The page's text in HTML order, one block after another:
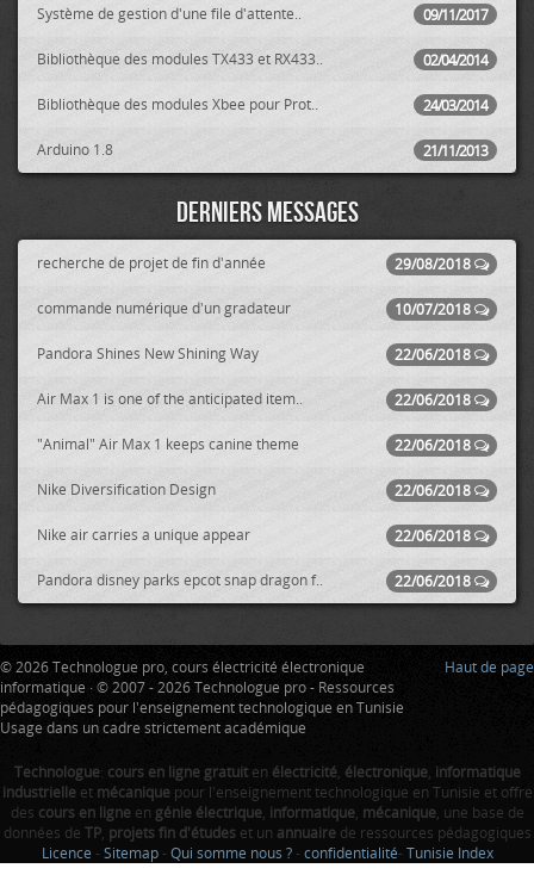
09/11/2017
Système de gestion d'une file d'attente..
02/04/2014
Bibliothèque des modules TX433 et RX433..
24/03/2014
Bibliothèque des modules Xbee pour Prot..
21/11/2013
Arduino 1.8
Derniers messages
29/08/2018
recherche de projet de fin d'année
10/07/2018
commande numérique d'un gradateur
22/06/2018
Pandora Shines New Shining Way
22/06/2018
Air Max 1 is one of the anticipated item..
22/06/2018
"Animal" Air Max 1 keeps canine theme
22/06/2018
Nike Diversification Design
22/06/2018
Nike air carries a unique appear
22/06/2018
Pandora disney parks epcot snap dragon f..
Haut de page
© 2026 Technologue pro, cours électricité électronique
informatique · © 2007 - 2026 Technologue pro - Ressources
pédagogiques pour l'enseignement technologique en Tunisie
Usage dans un cadre strictement académique
Technologue: cours en ligne gratuiten électricité, électronique, informatique
industrielleet mécaniquepour l'enseignement technologique en Tunisie et offre
des cours en ligneen génie électrique, informatique, mécanique, une base de
données de TP, projets fin d'étudeset un annuairede ressources pédagogiques
Licence - Sitemap - Qui somme nous ? - confidentialité- Tunisie Index